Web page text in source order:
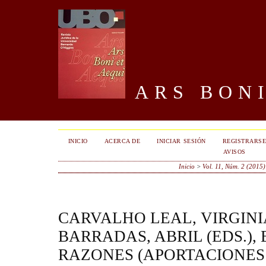
ARS
INICIO ACERCA DE INICIAR SESIÓN
REGISTRARSE
AVISOS
Inicio> Vol. 11, Núm. 2 (2015)
CARVALHO LEAL,
BARRADAS, ABRIL (EDS.),
RAZONES